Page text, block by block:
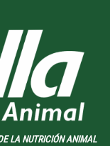
LA NUTRICIÓN ANIMAL